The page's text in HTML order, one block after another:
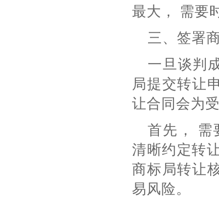
最大， 需要
三、签署
一旦谈判
局提交转让
让合同会为
首先， 需
清晰约定转
商标局转让
易风险。